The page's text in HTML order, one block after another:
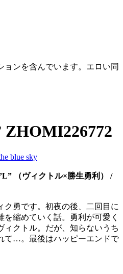
ョンを含んでいます。エロい同
blue sky
（ヴィクトル×勝生勇利） /
ク勇です。初夜の後、二回目に
縮めていく話。勇利が可愛く
ィクトル。だが、知らないうち
て…。最後はハッピーエンドで